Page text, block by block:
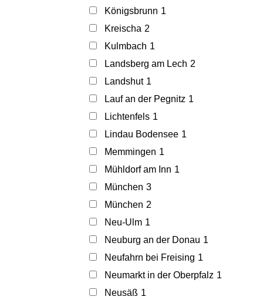
Königsbrunn 1
Kreischa 2
Kulmbach 1
Landsberg am Lech 2
Landshut 1
Lauf an der Pegnitz 1
Lichtenfels 1
Lindau Bodensee 1
Memmingen 1
Mühldorf am Inn 1
München 3
München 2
Neu-Ulm 1
Neuburg an der Donau 1
Neufahrn bei Freising 1
Neumarkt in der Oberpfalz 1
Neusäß 1